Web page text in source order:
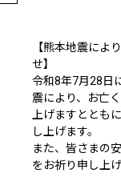
【熊本地震によ
せ】
令和8年7月28日
震により、お亡
上げますととも
し上げます。
また、皆さまの
をお祈り申し上げ